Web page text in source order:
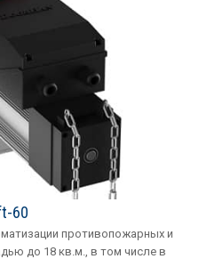
60
противопожарных и
до 18 кв.м., в том числе в